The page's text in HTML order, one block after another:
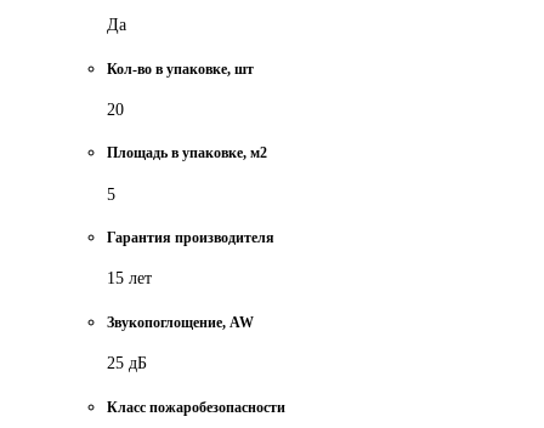
Да
Кол-во в упаковке, шт
20
Площадь в упаковке, м2
5
Гарантия производителя
15 лет
Звукопоглощение, AW
25 дБ
Класс пожаробезопасности